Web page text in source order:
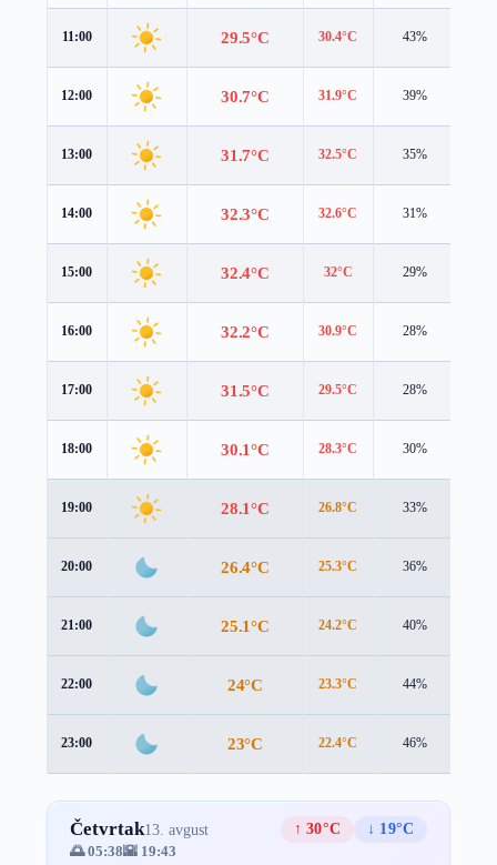
11:00 29.5°C 30.4°C 43%
12:00 30.7°C 31.9°C 39%
13:00 31.7°C 32.5°C 35%
14:00 32.3°C 32.6°C 31%
15:00 32.4°C 32°C 29%
16:00 32.2°C 30.9°C 28%
17:00 31.5°C 29.5°C 28%
18:00 30.1°C 28.3°C 30%
19:00 28.1°C 26.8°C 33%
20:00 26.4°C 25.3°C 36%
21:00 25.1°C 24.2°C 40%
22:00 24°C 23.3°C 44%
23:00 23°C 22.4°C 46%
Četvrtak13. avgust ↑ 30°C
↓ 19°C
🌅 05:38🌇 19:43